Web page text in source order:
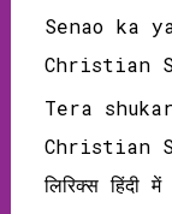
Senao ka
Christian
Tera
Christian
लिरिक्‍स हिंदी में